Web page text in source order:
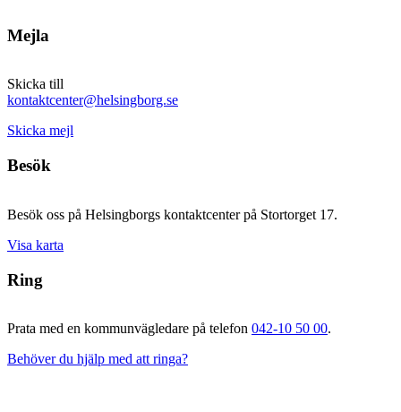
Mejla
Skicka till
kontaktcenter@helsingborg.se
Skicka mejl
Besök
Besök oss på Helsingborgs kontaktcenter på Stortorget 17.
Visa karta
Ring
Prata med en kommunvägledare på telefon 042-10 50 00.
Behöver du hjälp med att ringa?